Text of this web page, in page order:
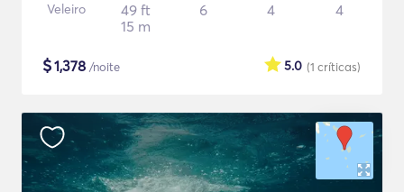
Veleiro
49 ft
15 m
6 4 4
$1,378 /noite (1 críticas)
5.0